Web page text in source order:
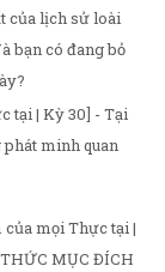
của lịch sử loài
bạn có đang bỏ
tại | Kỳ 30] - Tại
minh quan
mọi Thực tại |
MỤC ĐÍCH